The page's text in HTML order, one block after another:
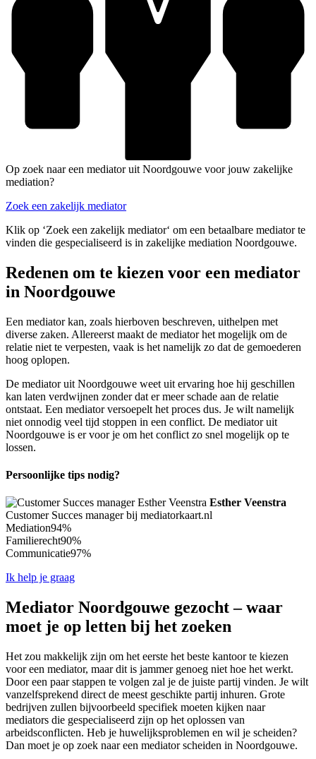
Op zoek naar een mediator uit Noordgouwe voor jouw zakelijke
mediation?
Zoek een zakelijk mediator
Klik op ‘Zoek een zakelijk mediator‘ om een betaalbare mediator te
vinden die gespecialiseerd is in zakelijke mediation Noordgouwe.
Redenen om te kiezen voor een mediator
in Noordgouwe
Een mediator kan, zoals hierboven beschreven, uithelpen met
diverse zaken. Allereerst maakt de mediator het mogelijk om de
relatie niet te verpesten, vaak is het namelijk zo dat de gemoederen
hoog oplopen.
De mediator uit Noordgouwe weet uit ervaring hoe hij geschillen
kan laten verdwijnen zonder dat er meer schade aan de relatie
ontstaat. Een mediator versoepelt het proces dus. Je wilt namelijk
niet onnodig veel tijd stoppen in een conflict. De mediator uit
Noordgouwe is er voor je om het conflict zo snel mogelijk op te
lossen.
Persoonlijke tips nodig?
Esther Veenstra
Customer Succes manager bij mediatorkaart.nl
Mediation94%
Familierecht90%
Communicatie97%
Ik help je graag
Mediator Noordgouwe gezocht – waar
moet je op letten bij het zoeken
Het zou makkelijk zijn om het eerste het beste kantoor te kiezen
voor een mediator, maar dit is jammer genoeg niet hoe het werkt.
Door een paar stappen te volgen zal je de juiste partij vinden. Je wilt
vanzelfsprekend direct de meest geschikte partij inhuren. Grote
bedrijven zullen bijvoorbeeld specifiek moeten kijken naar
mediators die gespecialiseerd zijn op het oplossen van
arbeidsconflicten. Heb je huwelijksproblemen en wil je scheiden?
Dan moet je op zoek naar een mediator scheiden in Noordgouwe.